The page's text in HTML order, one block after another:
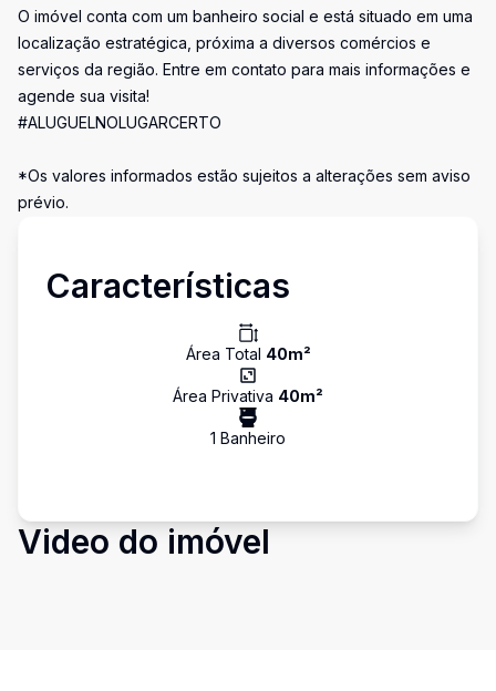
O imóvel conta com um banheiro social e está situado em uma
localização estratégica, próxima a diversos comércios e
serviços da região. Entre em contato para mais informações e
agende sua visita!
#ALUGUELNOLUGARCERTO
*Os valores informados estão sujeitos a alterações sem aviso
prévio.
Características
Área Total 40m²
Área Privativa 40m²
1 Banheiro
Video do imóvel